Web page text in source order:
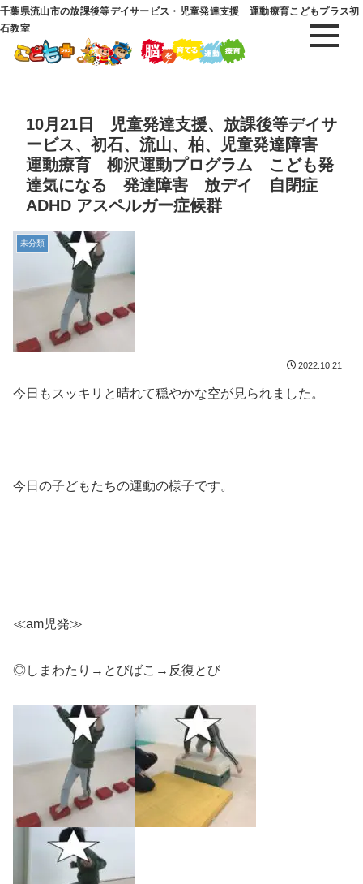
千葉県流山市の放課後等デイサービス・児童発達支援 運動療育こどもプラス初
石教室
10月21日 児童発達支援、放課後等デイサ
ービス、初石、流山、柏、児童発達障害
運動療育 柳沢運動プログラム こども発
達気になる 発達障害 放デイ 自閉症
ADHD アスペルガー症候群
未分類
2022.10.21
今日もスッキリと晴れて穏やかな空が見られました。
今日の子どもたちの運動の様子です。
≪am児発≫
◎しまわたり→とびばこ→反復とび